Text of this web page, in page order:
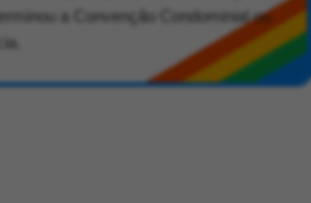
a Convenção Condominial ou